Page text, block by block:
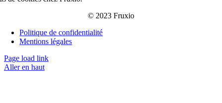
© 2023 Fruxio
Politique de confidentialité
Mentions légales
Page load link
Aller en haut